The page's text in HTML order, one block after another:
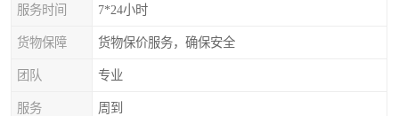
服务时间 7*24小时
货物保障 货物保价服务，确保安全
团队 专业
服务 周到